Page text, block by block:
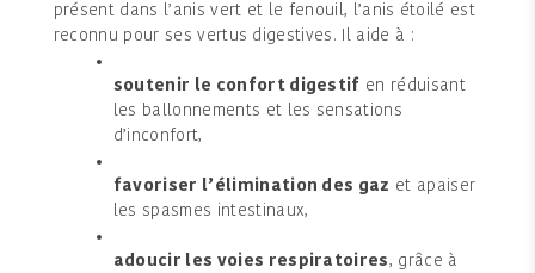
présent dans l’anis vert et le fenouil, l’anis étoilé est
reconnu pour ses vertus digestives. Il aide à :
soutenir le confort digestif en réduisant
les ballonnements et les sensations
d’inconfort,
favoriser l’élimination des gaz et apaiser
les spasmes intestinaux,
adoucir les voies respiratoires, grâce à